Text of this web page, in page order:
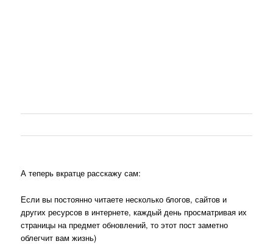
А теперь вкратце расскажу сам:
Если вы постоянно читаете несколько блогов, сайтов и
других ресурсов в интернете, каждый день просматривая их
страницы на предмет обновлений, то этот пост заметно
облегчит вам жизнь)